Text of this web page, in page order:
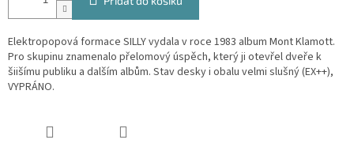
Elektropopová formace SILLY vydala v roce 1983 album Mont Klamott.
Pro skupinu znamenalo přelomový úspěch, který ji otevřel dveře k
šiišímu publiku a dalším albům. Stav desky i obalu velmi slušný (EX++),
VYPRÁNO.